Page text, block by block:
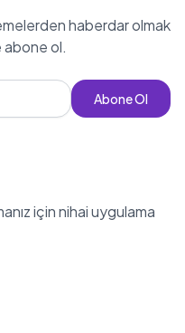
haberdar olmak
abone ol.
Abone Ol
için nihai uygulama